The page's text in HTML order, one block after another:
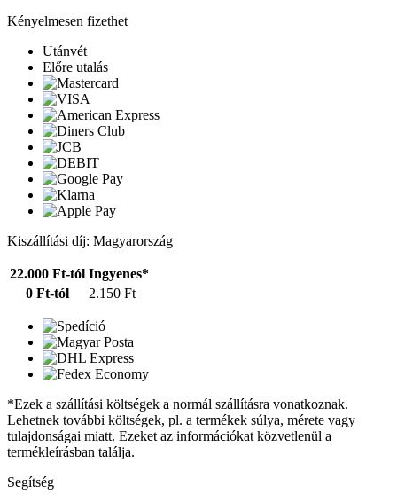
Kényelmesen fizethet
Utánvét
Előre utalás
Kiszállítási díj: Magyarország
22.000 Ft-tól Ingyenes*
0 Ft-tól
2.150 Ft
*Ezek a szállítási költségek a normál szállításra vonatkoznak.
Lehetnek további költségek, pl. a termékek súlya, mérete vagy
tulajdonságai miatt. Ezeket az információkat közvetlenül a
termékleírásban találja.
Segítség